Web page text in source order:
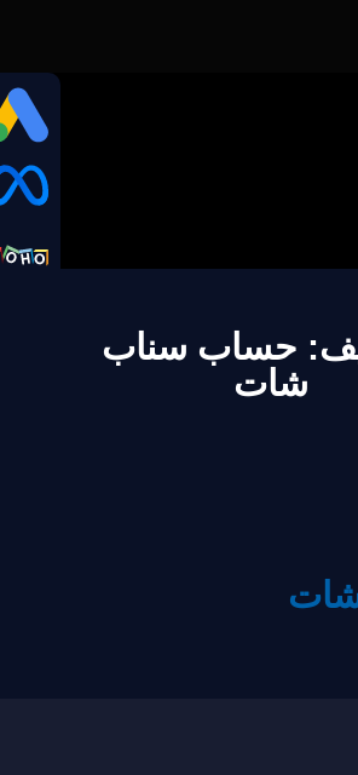
حساب سناب
شات